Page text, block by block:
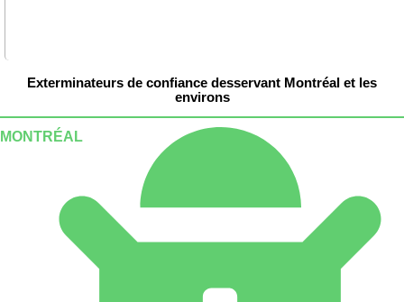
Exterminateurs de confiance desservant Montréal et les
environs
MONTRÉAL